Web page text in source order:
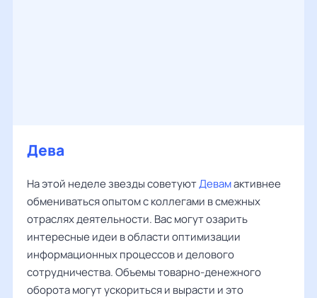
Дева
На этой неделе звезды советуютДевамактивнее
обмениваться опытом с коллегами в смежных
отраслях деятельности. Вас могут озарить
интересные идеи в области оптимизации
информационных процессов и делового
сотрудничества. Объемы товарно-денежного
оборота могут ускориться и вырасти и это